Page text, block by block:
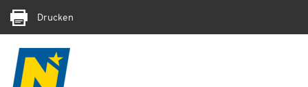
Drucken